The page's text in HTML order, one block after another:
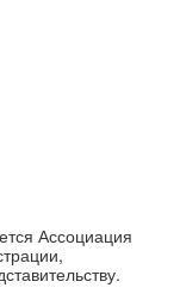
Ассоциация